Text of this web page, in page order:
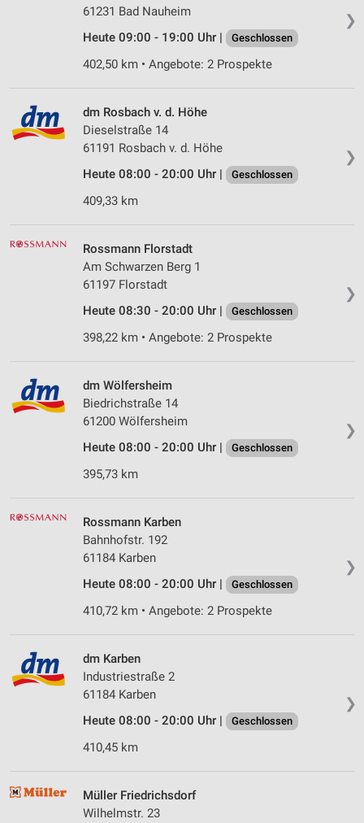
❯
61231 Bad Nauheim
Heute 09:00 - 19:00 Uhr |
Geschlossen
402,50 km • Angebote: 2 Prospekte
❯
dm Rosbach v. d. Höhe
Dieselstraße 14
61191 Rosbach v. d. Höhe
Heute 08:00 - 20:00 Uhr |
Geschlossen
409,33 km
❯
Rossmann Florstadt
Am Schwarzen Berg 1
61197 Florstadt
Heute 08:30 - 20:00 Uhr |
Geschlossen
398,22 km • Angebote: 2 Prospekte
❯
dm Wölfersheim
Biedrichstraße 14
61200 Wölfersheim
Heute 08:00 - 20:00 Uhr |
Geschlossen
395,73 km
❯
Rossmann Karben
Bahnhofstr. 192
61184 Karben
Heute 08:00 - 20:00 Uhr |
Geschlossen
410,72 km • Angebote: 2 Prospekte
❯
dm Karben
Industriestraße 2
61184 Karben
Heute 08:00 - 20:00 Uhr |
Geschlossen
410,45 km
Müller Friedrichsdorf
Wilhelmstr. 23